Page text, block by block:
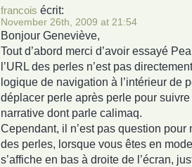
francois écrit:
November 26th, 2009 at 21:54
Bonjour Geneviève,
Tout d’abord merci d’avoir essayé
l’URL des perles n’est pas
logique de navigation à l’intérieur de
déplacer perle après perle pour suivre
narrative dont parle calimaq.
Cependant, il n’est pas question pour
des perles, lorsque vous êtes en
s’affiche en bas à droite de l’écran,